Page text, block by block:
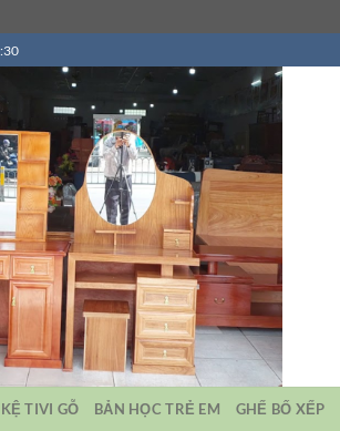
KỆ TIVI GỖ BẢN HỌC TRẺ EM GHẾ BỐ XẾP